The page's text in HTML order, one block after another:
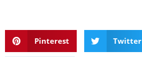
Pinterest Twitter